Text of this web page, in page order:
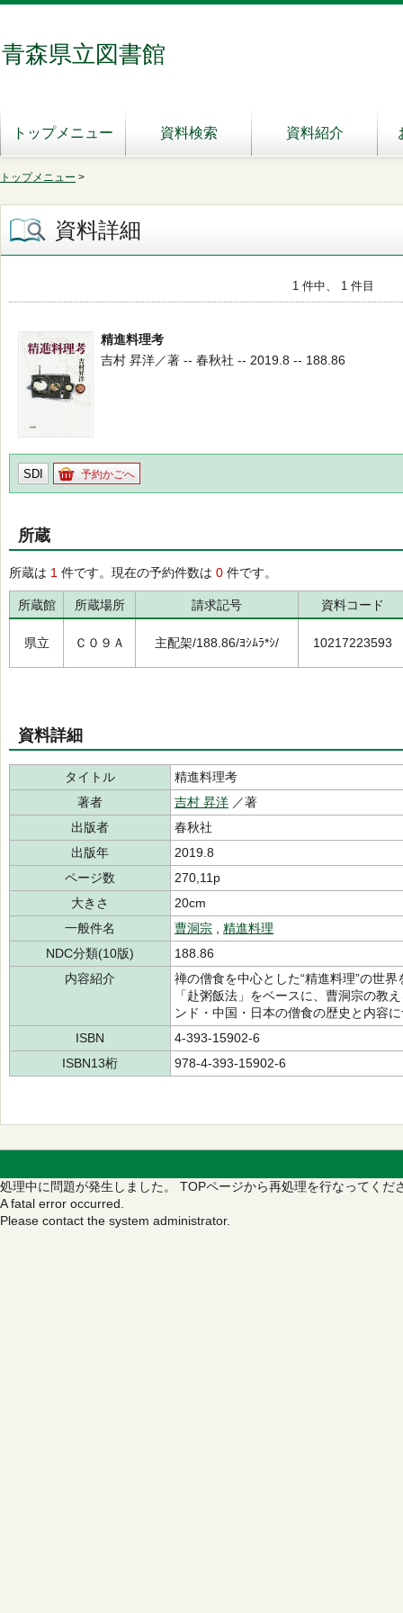
青森県立図書館
トップメニュー 資料検索 資料紹介
トップメニュー >
資料詳細
1 件中、 1 件目
精進料理考
吉村 昇洋／著 -- 春秋社 -- 2019.8 -- 188.86
SDI 予約かごへ
所蔵
所蔵は 1 件です。現在の予約件数は 0 件です。
所蔵館 所蔵場所 請求記号 資料コード
県立 Ｃ０９Ａ 主配架/188.86/ﾖｼﾑﾗ*ｼ/ 10217223593
資料詳細
タイトル
精進料理考
著者
吉村 昇洋 ／著
出版者
春秋社
出版年
2019.8
ページ数
270,11p
大きさ
20cm
一般件名
曹洞宗
精進料理
NDC分類(10版)
188.86
内容紹介
禅の僧食を中心とした“精進料理”の世
「赴粥飯法」をベースに、曹洞宗の教
ンド・中国・日本の僧食の歴史と内容
ISBN
4-393-15902-6
ISBN13桁
978-4-393-15902-6
処理中に問題が発生しました。 TOPページから再処理を行なってくだ
A fatal error occurred.
Please contact the system administrator.